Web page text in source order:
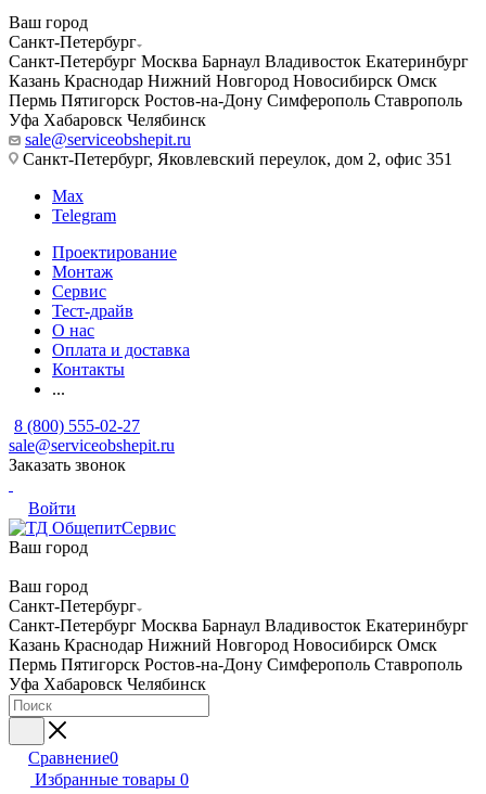
Ваш город
Санкт-Петербург
Санкт-Петербург Москва Барнаул Владивосток Екатеринбург
Казань Краснодар Нижний Новгород Новосибирск Омск
Пермь Пятигорск Ростов-на-Дону Симферополь Ставрополь
Уфа Хабаровск Челябинск
sale@serviceobshepit.ru
Санкт-Петербург, Яковлевский переулок, дом 2, офис 351
Max
Telegram
Проектирование
Монтаж
Сервис
Тест-драйв
О нас
Оплата и доставка
Контакты
...
8 (800) 555-02-27
sale@serviceobshepit.ru
Заказать звонок
Войти
Ваш город
Ваш город
Санкт-Петербург
Санкт-Петербург Москва Барнаул Владивосток Екатеринбург
Казань Краснодар Нижний Новгород Новосибирск Омск
Пермь Пятигорск Ростов-на-Дону Симферополь Ставрополь
Уфа Хабаровск Челябинск
Сравнение0
Избранные товары 0